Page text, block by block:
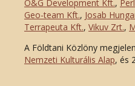
O&G Development Kft.,
Geo-team Kft., Josab
Terrapeuta Kft., Vikuv Zrt.,
A Földtani Közlöny
Nemzeti Kulturális Alap, és